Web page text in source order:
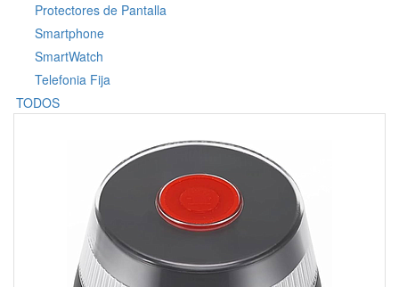
Protectores de Pantalla
Smartphone
SmartWatch
Telefonia Fija
TODOS